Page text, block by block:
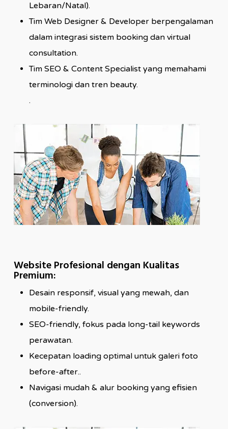
Lebaran/Natal).
Tim Web Designer & Developer berpengalaman
dalam integrasi sistem booking dan virtual
consultation.
Tim SEO & Content Specialist yang memahami
terminologi dan tren beauty.
.
Website Profesional dengan Kualitas
Premium:
Desain responsif, visual yang mewah, dan
mobile-friendly.
SEO-friendly, fokus pada long-tail keywords
perawatan.
Kecepatan loading optimal untuk galeri foto
before-after..
Navigasi mudah & alur booking yang efisien
(conversion).